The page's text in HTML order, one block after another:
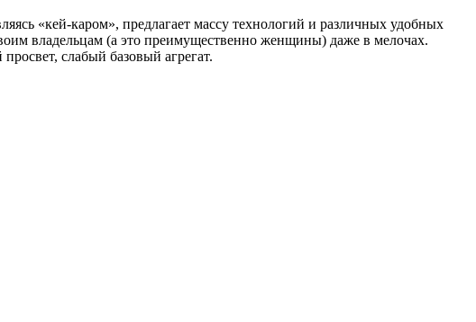
«кей-каром», предлагает массу технологий и различных удобных
владельцам (а это преимущественно женщины) даже в мелочах.
слабый базовый агрегат.